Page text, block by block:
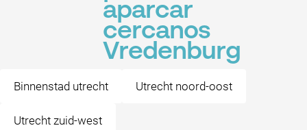
aparcar
cercanos
Vredenburg
Binnenstad utrecht Utrecht noord-oost
Utrecht zuid-west